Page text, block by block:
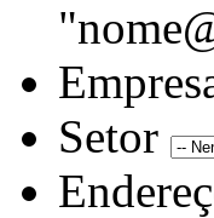
Setor